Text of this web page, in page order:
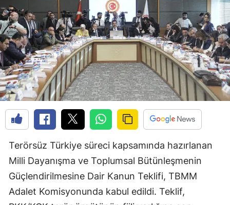
Terörsüz Türkiye süreci kapsamında hazırlanan
Milli Dayanışma ve Toplumsal Bütünleşmenin
Güçlendirilmesine Dair Kanun Teklifi, TBMM
Adalet Komisyonunda kabul edildi. Teklif,